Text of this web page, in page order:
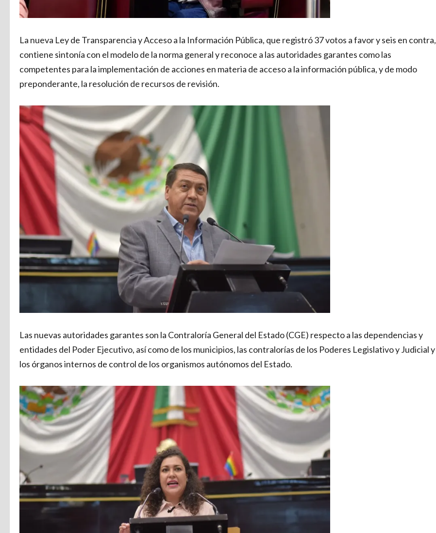
La nueva Ley de Transparencia y Acceso a la Información Pública, que registró 37 votos a favor y seis en contra,
contiene sintonía con el modelo de la norma general y reconoce a las autoridades garantes como las
competentes para la implementación de acciones en materia de acceso a la información pública, y de modo
preponderante, la resolución de recursos de revisión.
Las nuevas autoridades garantes son la Contraloría General del Estado (CGE) respecto a las dependencias y
entidades del Poder Ejecutivo, así como de los municipios, las contralorías de los Poderes Legislativo y Judicial y
los órganos internos de control de los organismos autónomos del Estado.